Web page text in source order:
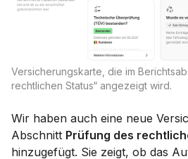
Versicherungskarte, die im
rechtlichen Status“ angezeigt wird.
Wir haben auch eine neue
Abschnitt Prüfung des
hinzugefügt. Sie zeigt, ob das